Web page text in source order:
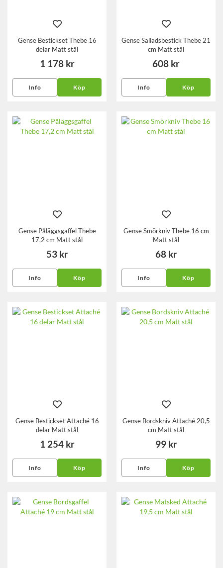
Gense Bestickset Thebe 16
delar Matt stål
1 178 kr
Info Köp
Gense Salladsbestick Thebe 21
cm Matt stål
608 kr
Info Köp
Gense Påläggsgaffel Thebe
17,2 cm Matt stål
53 kr
Info Köp
Gense Smörkniv Thebe 16 cm
Matt stål
68 kr
Info Köp
Gense Bestickset Attaché 16
delar Matt stål
1 254 kr
Info Köp
Gense Bordskniv Attaché 20,5
cm Matt stål
99 kr
Info Köp